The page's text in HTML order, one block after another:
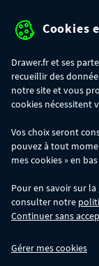
commande :
- 30€ sur votre
- 50€ sur votre
Les codes BIKINI30,
www.drawer.fr; ils ne
promotionnels. La
lors de la saisie du code
DRAWER DAYS- Du
-50% sur une large
Cookies
Drawer.fr et ses
recueillir des
notre site et vous
cookies nécessitent
Vos choix seront
pouvez à tout
mes cookies » en
Pour en savoir sur
consulter notre
Continuer sans
Gérer mes cookies